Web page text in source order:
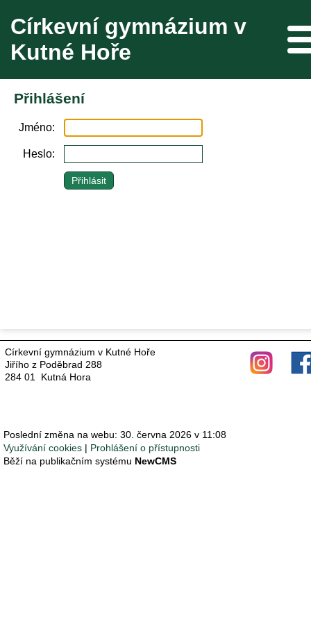
Církevní gymnázium v
Kutné Hoře
Přihlášení
Jméno
Heslo
Církevní gymnázium v Kutné Hoře
Jiřího z Poděbrad 288
284 01 Kutná Hora
Poslední změna na webu: 30. června 2026 v 11:08
Využívání cookies
Prohlášení o přístupnosti
Běží na publikačním systému NewCMS